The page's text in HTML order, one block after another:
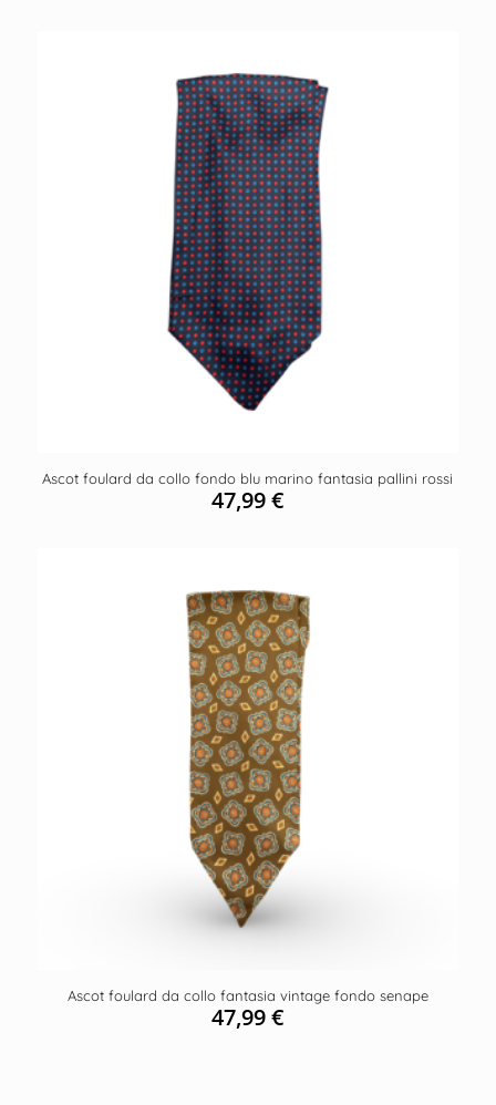
Ascot foulard da collo fondo blu marino fantasia pallini rossi
47,99€
Ascot foulard da collo fantasia vintage fondo senape
47,99€